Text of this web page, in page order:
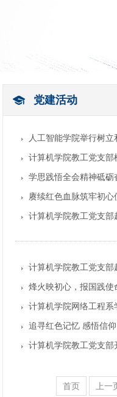
党建活动
人工智能学院举行树
计算机学院教工党支
学思践悟全会精神砥
赓续红色血脉筑牢初
计算机学院教工党支
计算机学院教工党支
烽火映初心，报国践
计算机学院网络工程
追寻红色记忆 感悟信
计算机学院教工党支
首页 上一